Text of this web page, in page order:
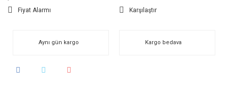
Fiyat Alarmı
Karşılaştır
Aynı gün kargo Kargo bedava